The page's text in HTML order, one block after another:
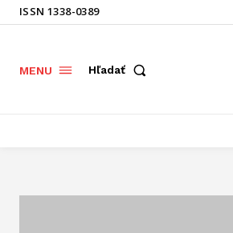
ISSN 1338-0389
MENU Hľadať